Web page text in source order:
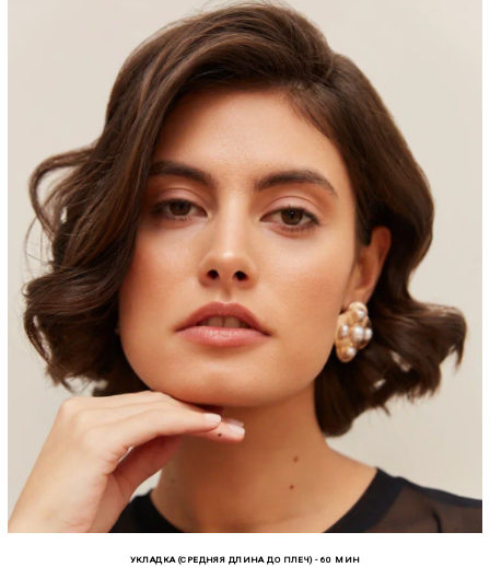
УКЛАДКА (СРЕДНЯЯ ДЛИНА ДО ПЛЕЧ) - 60 МИН